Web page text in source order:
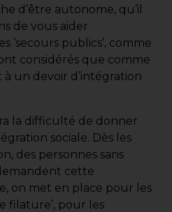
d’être autonome, qu’il
de vous aider
‘secours publics’, comme
considérés que comme
un devoir d’intégration
la difficulté de donner
sociale. Dès les
des personnes sans
cette
on met en place pour les
filature’, pour les